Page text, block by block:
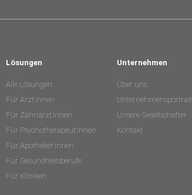
Lösungen
Alle Lösungen
Für Ärzt:innen
Für Zahnärzt:innen
Für Psychotherapeut:innen
Für Apotheker:innen
Für Gesundheitsberufe
Für Kliniken
Unternehmen
Über uns
Unternehmensportrait
Unsere Gesellschafter
Kontakt